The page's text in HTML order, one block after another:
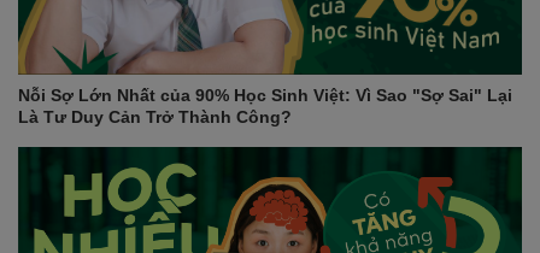
Nỗi Sợ Lớn Nhất của 90% Học Sinh Việt: Vì Sao "Sợ Sai" Lại
Là Tư Duy Cản Trở Thành Công?